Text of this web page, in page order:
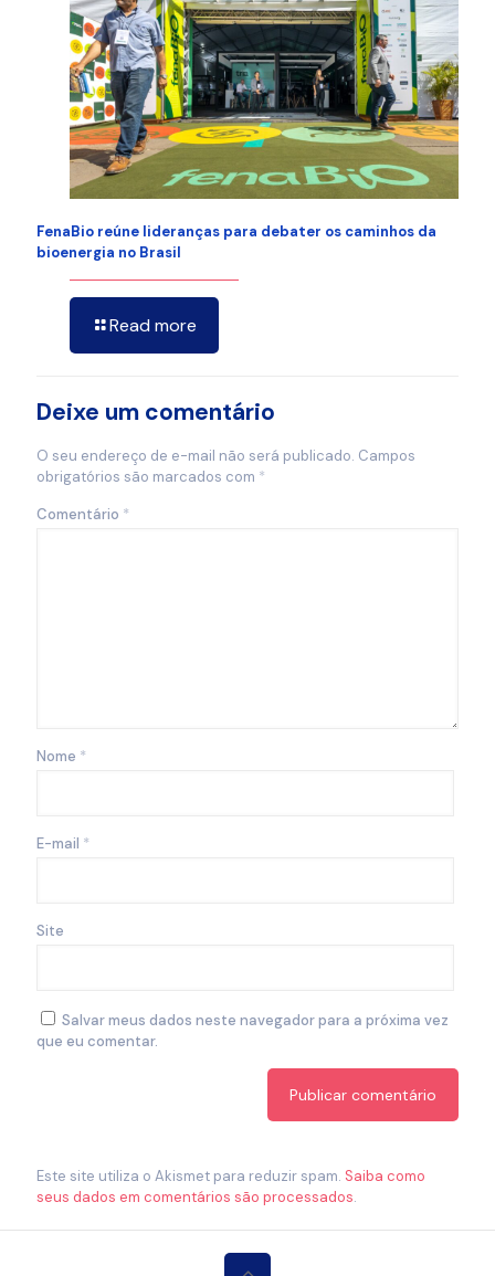
FenaBio reúne lideranças para debater os caminhos da
bioenergia no Brasil
Read more
Deixe um comentário
O seu endereço de e-mail não será publicado. Campos
obrigatórios são marcados com *
Comentário *
Nome *
E-mail *
Site
Salvar meus dados neste navegador para a próxima vez
que eu comentar.
Este site utiliza o Akismet para reduzir spam. Saiba como
seus dados em comentários são processados.